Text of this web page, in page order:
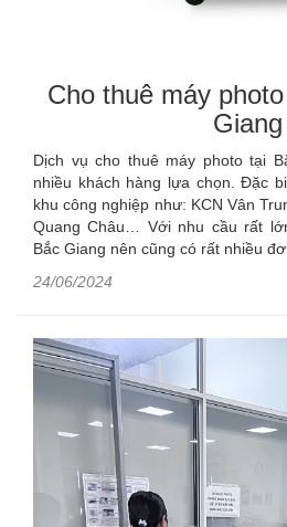
Cho thuê máy
Giang
Dịch vụ cho thuê máy photo tại
nhiều khách hàng lựa chọn. Đặc
khu công nghiệp như: KCN Vân
Quang Châu… Với nhu cầu rất
Bắc Giang nên cũng có rất nhiều
24/06/2024